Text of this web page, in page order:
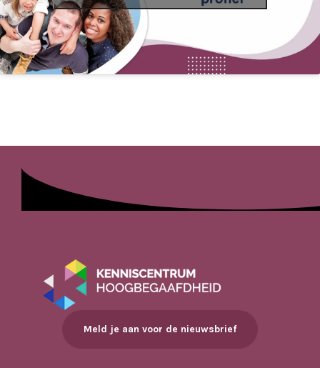
Meld je aan voor de nieuwsbrief